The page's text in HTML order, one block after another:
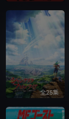
全25集